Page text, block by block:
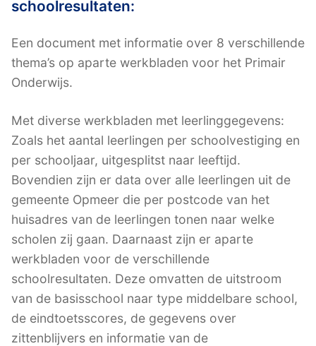
schoolresultaten:
Een document met informatie over 8 verschillende
thema’s op aparte werkbladen voor het Primair
Onderwijs.
Met diverse werkbladen met leerlinggegevens:
Zoals het aantal leerlingen per schoolvestiging en
per schooljaar, uitgesplitst naar leeftijd.
Bovendien zijn er data over alle leerlingen uit de
gemeente Opmeer die per postcode van het
huisadres van de leerlingen tonen naar welke
scholen zij gaan. Daarnaast zijn er aparte
werkbladen voor de verschillende
schoolresultaten. Deze omvatten de uitstroom
van de basisschool naar type middelbare school,
de eindtoetsscores, de gegevens over
zittenblijvers en informatie van de